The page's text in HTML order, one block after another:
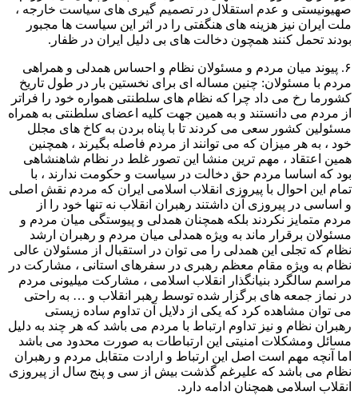
صهیونیستی و عدم استقلال در تصمیم گیری های سیاست خارجه ،
ملت ایران نیز هزینه های هنگفتی را در اثر این سیاست ها مجبور
بودند تحمل کنند همچون دخالت های بی دلیل ایران در ظفار.
۶. پیوند میان مردم و مسئولان نظام و احساس همدلی و همراهی
مردم با مسئولان: چنین مساله ای برای نخستین بار در طول تاریخ
کشورما رخ می داد چرا که نظام های سلطنتی همواره خود را فراتر
از مردم می دانستند و به همین جهت کلیه اعضای سلطنتی به همراه
مسئولین کشور سعی می کردند تا با پناه بردن به کاخ های مجلل
خود ، به هر میزان که می توانند از مردم فاصله بگیرند ، همچنین
همین اعتقاد ، مهم ترین منشا این تصور غلط در نظام شاهنشاهی
بود که اساسا مردم حق دخالت در سیاست و حکومت ندارند ، با
تمام این احوال با پیروزی انقلاب اسلامی ایران که مردم نقش اصلی
و اساسی در پیروزی آن داشتند رهبران انقلاب نه تنها خود را از
مردم متمایز نکردند بلکه همچنان همدلی و پیوستگی میان مردم و
مسئولان برقرار ماند به ویژه همدلی میان مردم و رهبران ارشد
نظام که تجلی این همدلی را می توان در استقبال از مسئولان عالی
نظام به ویژه مقام معظم رهبری در سفرهای استانی ، مشارکت در
مراسم سالگرد بنیانگذار انقلاب اسلامی ، مشارکت میلیونی مردم
در نماز جمعه های برگزار شده توسط رهبر انقلاب و … به راحتی
می توان مشاهده کرد که یکی از دلایل آن تداوم ساده زیستی
رهبران نظام و نیز تداوم ارتباط با مردم می باشد که هر چند به دلیل
مسائل ومشکلات امنیتی این ارتباطات به صورت محدود می باشد
اما آنچه مهم است اصل این ارتباط و ارادت متقابل مردم و رهبران
نظام می باشد که علیرغم گذشت بیش از سی و پنج سال از پیروزی
انقلاب اسلامی همچنان ادامه دارد.